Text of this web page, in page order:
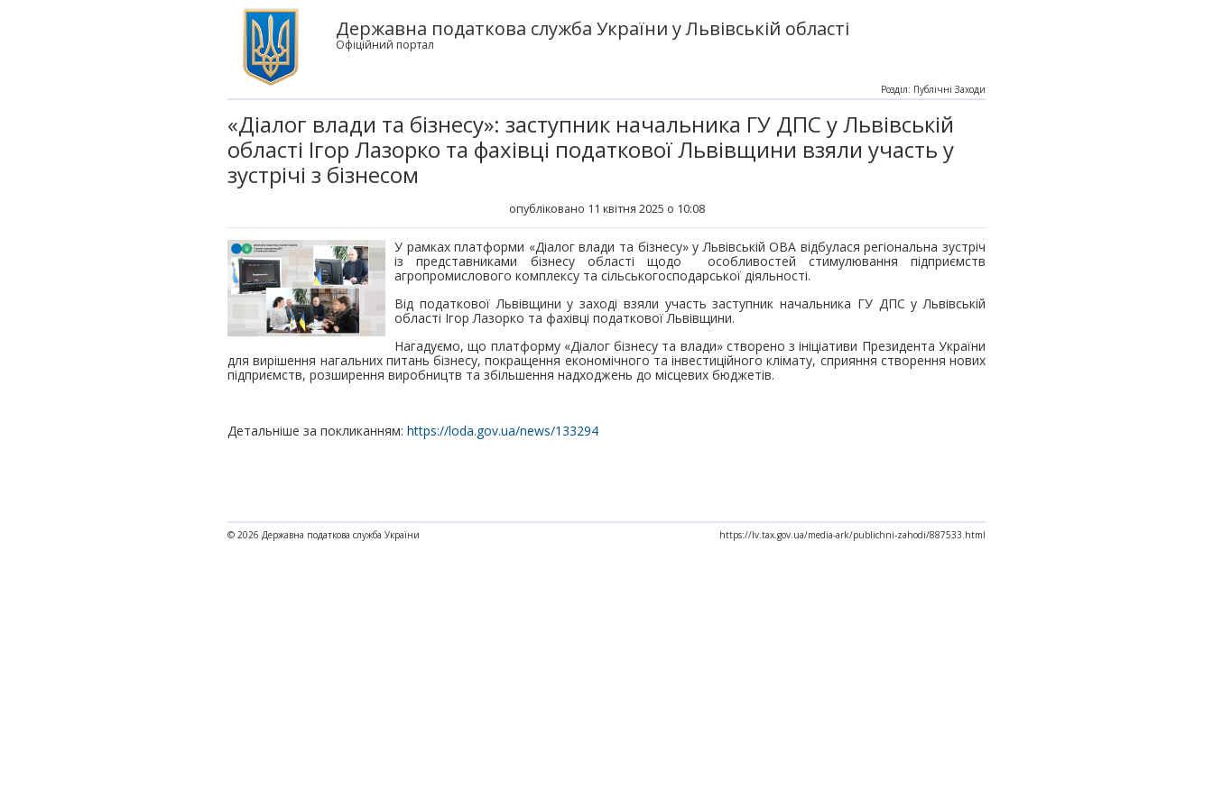
Державна податкова служба України у Львівській області
Офіційний портал
«Діалог влади та бізнесу»: заступник начальника ГУ ДПС у Львівській
області Ігор Лазорко та фахівці податкової Львівщини взяли участь у
зустрічі з бізнесом
опубліковано 11 квітня 2025 о 10:08
Розділ: Публічні Заходи
У рамках платформи «Діалог влади та бізнесу» у Львівській ОВА відбулася регіональна зустріч
із представниками бізнесу області щодо особливостей стимулювання підприємств
агропромислового комплексу та сільськогосподарської діяльності.
Від податкової Львівщини у заході взяли участь заступник начальника ГУ ДПС у Львівській
області Ігор Лазорко та фахівці податкової Львівщини.
Нагадуємо, що платформу «Діалог бізнесу та влади» створено з ініціативи Президента України
для вирішення нагальних питань бізнесу, покращення економічного та інвестиційного клімату, сприяння створення нових
підприємств, розширення виробництв та збільшення надходжень до місцевих бюджетів.
Детальніше за покликанням: https://loda.gov.ua/news/133294
© 2026 Державна податкова служба України https://lv.tax.gov.ua/media-ark/publichni-zahodi/887533.html